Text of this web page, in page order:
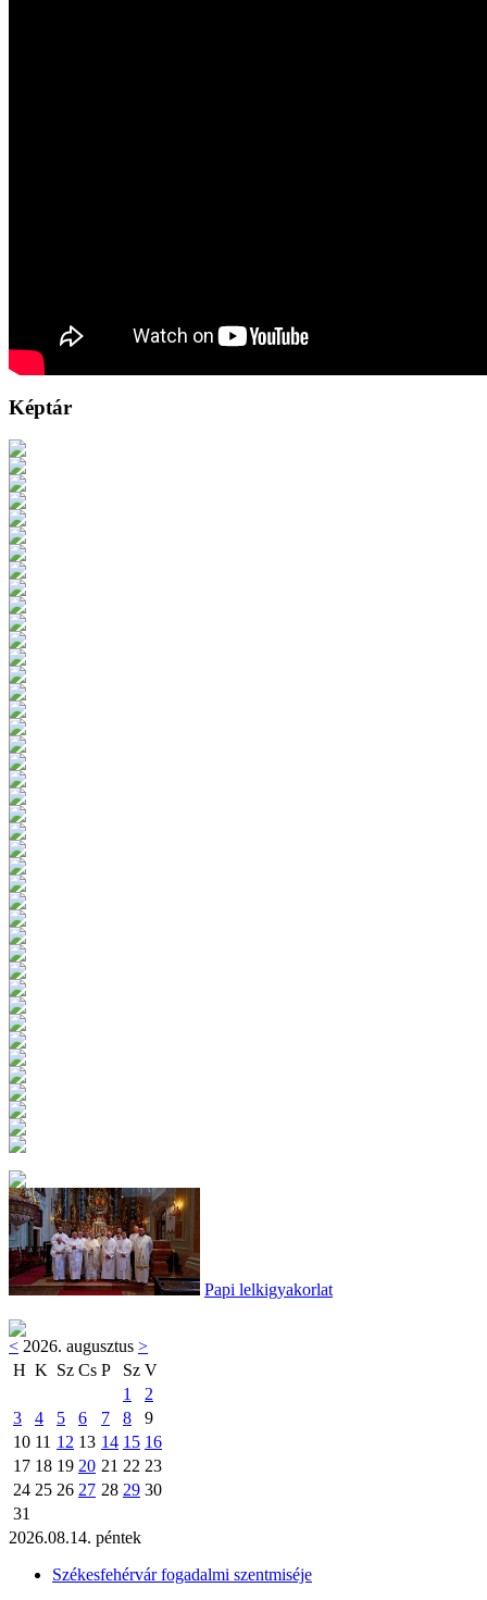
Képtár
Papi lelkigyakorlat
< 2026. augusztus >
H K Sz Cs P Sz V
1
2
3
4 5 6 7 8
9
10 11 12 13 14 15 16
17 18 19 20 21 22 23
24 25 26 27 28 29 30
31
2026.08.14. péntek
Székesfehérvár fogadalmi szentmiséje